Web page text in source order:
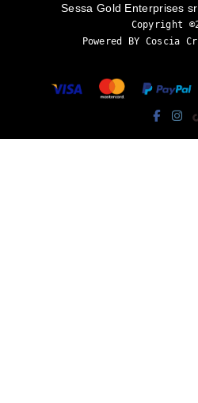
Sessa Gold Enterprises
Copyright
Powered BY Coscia